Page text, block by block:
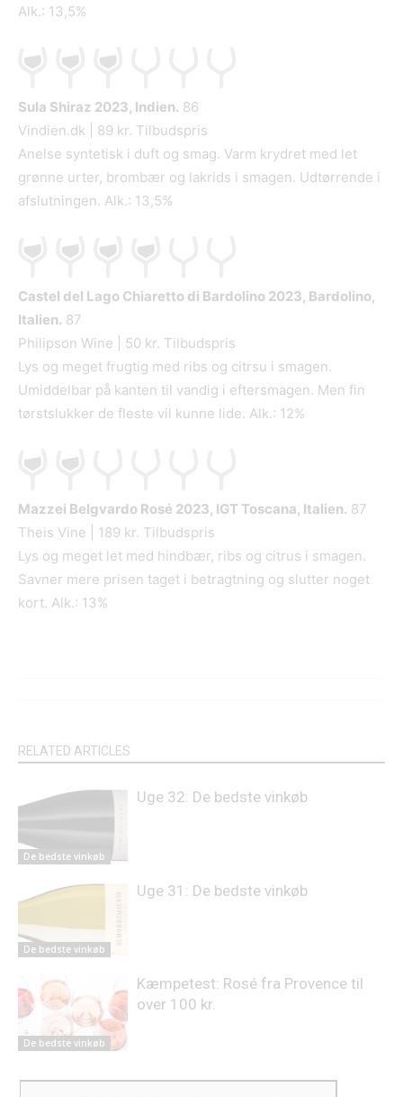
Alk.: 13,5%
Sula Shiraz 2023, Indien. 86
Vindien.dk | 89 kr. Tilbudspris
Anelse syntetisk i duft og smag. Varm krydret med let
grønne urter, brombær og lakrids i smagen. Udtørrende i
afslutningen. Alk.: 13,5%
Castel del Lago Chiaretto di Bardolino 2023, Bardolino,
Italien. 87
Philipson Wine | 50 kr. Tilbudspris
Lys og meget frugtig med ribs og citrsu i smagen.
Umiddelbar på kanten til vandig i eftersmagen. Men fin
tørstslukker de fleste vil kunne lide. Alk.: 12%
Mazzei Belgvardo Rosé 2023, IGT Toscana, Italien. 87
Theis Vine | 189 kr. Tilbudspris
Lys og meget let med hindbær, ribs og citrus i smagen.
Savner mere prisen taget i betragtning og slutter noget
kort. Alk.: 13%
RELATED ARTICLES
De bedste vinkøb
Uge 32: De bedste vinkøb
De bedste vinkøb
Uge 31: De bedste vinkøb
De bedste vinkøb
Kæmpetest: Rosé fra Provence til
over 100 kr.